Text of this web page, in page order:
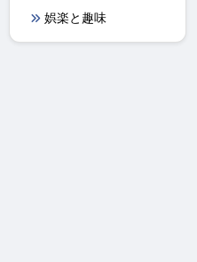
娯楽と趣味